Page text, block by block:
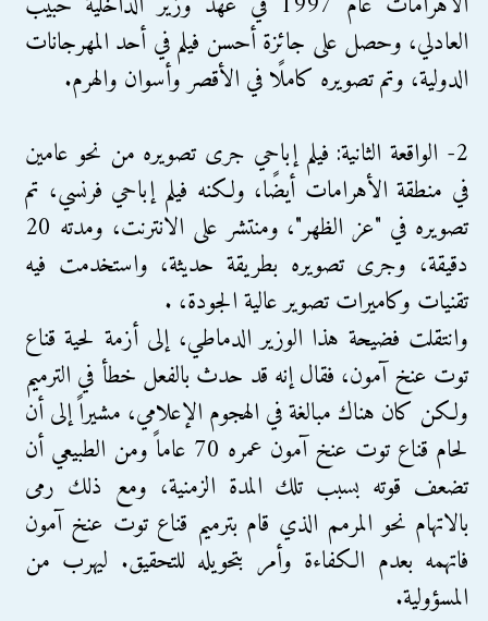
العادلي، وحصل على جائزة أحسن فيلم في أحد المهرجانات
الدولية، وتم تصويره كاملًا في الأقصر وأسوان والهرم.
2- الواقعة الثانية: فيلم إباحي جرى تصويره من نحو عامين
في منطقة الأهرامات أيضًا، ولكنه فيلم إباحي فرنسي، تم
تصويره في "عز الظهر"، ومنتشر على الانترنت، ومدته 20
دقيقة، وجرى تصويره بطريقة حديثة، واستخدمت فيه
تقنيات وكاميرات تصوير عالية الجودة، .
وانتقلت فضيحة هذا الوزير الدماطي، إلى أزمة لحية قناع
توت عنخ آمون، فقال إنه قد حدث بالفعل خطأ في الترميم
ولكن كان هناك مبالغة في الهجوم الإعلامي، مشيراً إلى أن
لحام قناع توت عنخ آمون عمره 70 عاماً ومن الطبيعي أن
تضعف قوته بسبب تلك المدة الزمنية، ومع ذلك رمى
بالاتهام نحو المرمم الذي قام بترميم قناع توت عنخ آمون
فاتهمه بعدم الكفاءة وأمر بتحويله للتحقيق. ليهرب من
المسؤولية.